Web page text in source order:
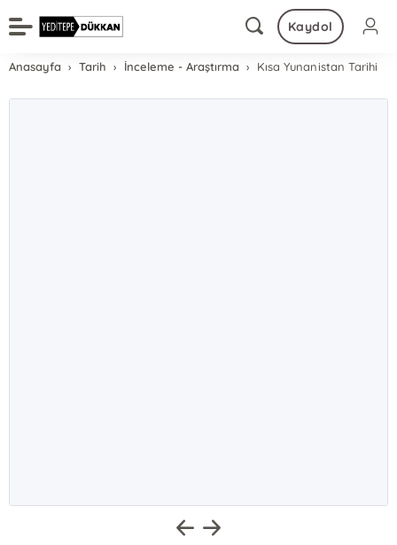
Kaydol
Anasayfa Tarih İnceleme - Araştırma Kısa Yunanistan Tarihi